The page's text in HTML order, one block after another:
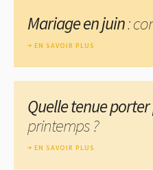
Mariage en juin:
EN SAVOIR PLUS
Quelle tenue
printemps ?
EN SAVOIR PLUS